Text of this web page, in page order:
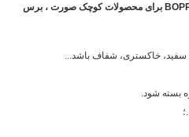
کیسه های پلاستیکی خود چسبنده شفاف BOPP برای محصولات کوچک صورت ، برس
سفید، خاکستری، شفاف باشد...
بسته شود.